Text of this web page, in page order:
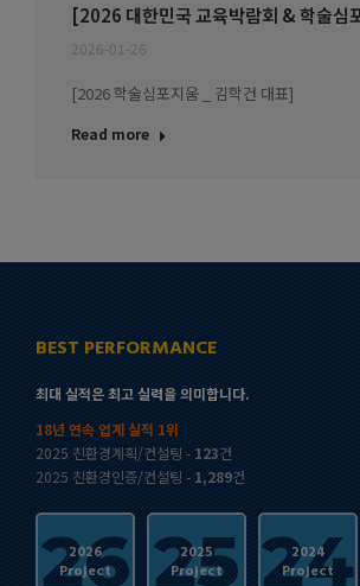
[2026 대한민국 교육박람회 & 학술심
2026-01-26
[2026 학술심포지움 _ 김학건 대표]
Read more
BEST PERFORMANCE
최대 실적은 최고 실력을 의미합니다.
18년 연속 업계 실적 1위
2025 친환경계획/컨설팅 - 123건
2025 친환경인증/컨설팅 - 1,289건
2026
Project
2025
Project
2024
Project